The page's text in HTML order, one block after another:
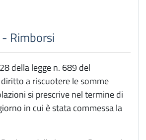
Rimborsi
della legge n. 689 del
a riscuotere le somme
si prescrive nel termine di
in cui è stata commessa la